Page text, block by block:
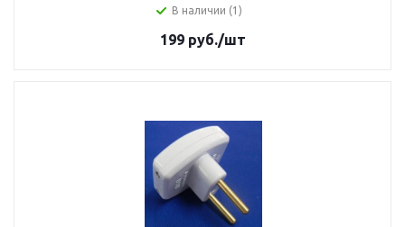
В наличии (1)
199 руб./шт